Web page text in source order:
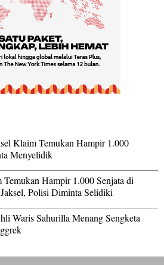
Klaim Temukan Hampir 1.000
Menyelidik
Hampir 1.000 Senjata di
Polisi Diminta Selidiki
Waris Sahurilla Menang Sengketa